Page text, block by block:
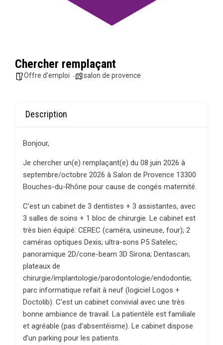
Chercher remplaçant
Offre d'emploi salon de provence
Description
Bonjour,
Je chercher un(e) remplaçant(e) du 08 juin 2026 à
septembre/octobre 2026 à Salon de Provence 13300
Bouches-du-Rhône pour cause de congés maternité.
C’est un cabinet de 3 dentistes + 3 assistantes, avec
3 salles de soins + 1 bloc de chirurgie. Le cabinet est
très bien équipé: CEREC (caméra, usineuse, four); 2
caméras optiques Dexis; ultra-sons P5 Satelec;
panoramique 2D/cone-beam 3D Sirona; Dentascan;
plateaux de
chirurgie/implantologie/parodontologie/endodontie;
parc informatique refait à neuf (logiciel Logos +
Doctolib). C’est un cabinet convivial avec une très
bonne ambiance de travail. La patientèle est familiale
et agréable (pas d’absentéisme). Le cabinet dispose
d’un parking pour les patients.